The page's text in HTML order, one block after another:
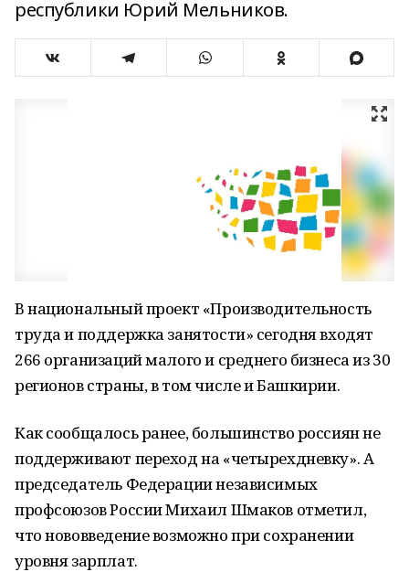
республики Юрий Мельников.
В национальный проект «Производительность
труда и поддержка занятости» сегодня входят
266 организаций малого и среднего бизнеса из 30
регионов страны, в том числе и Башкирии.
Как сообщалось ранее, большинство россиян не
поддерживают переход на «четырехдневку». А
председатель Федерации независимых
профсоюзов России Михаил Шмаков отметил,
что нововведение возможно при сохранении
уровня зарплат.